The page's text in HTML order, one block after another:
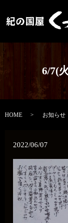
6/7(
HOME お知らせ
2022/06/07